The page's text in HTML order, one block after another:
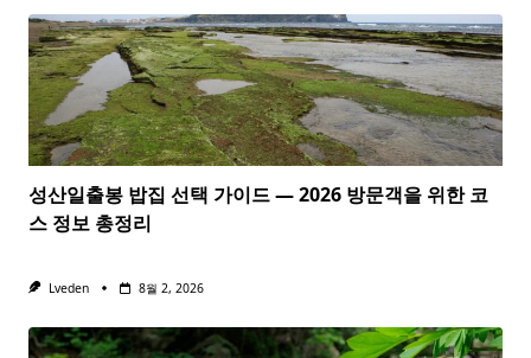
성산일출봉 밥집 선택 가이드 — 2026 방문객을 위한 코
스 정보 총정리
Lveden 8월 2, 2026